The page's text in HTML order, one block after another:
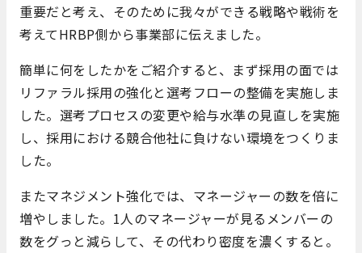
重要だと考え、そのために我々ができる戦略や戦術を
考えてHRBP側から事業部に伝えました。
簡単に何をしたかをご紹介すると、まず採用の面では
リファラル採用の強化と選考フローの整備を実施しま
した。選考プロセスの変更や給与水準の見直しを実施
し、採用における競合他社に負けない環境をつくりま
した。
またマネジメント強化では、マネージャーの数を倍に
増やしました。1人のマネージャーが見るメンバーの
数をグっと減らして、その代わり密度を濃くすると。